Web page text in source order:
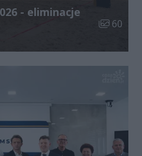
- eliminacje
Liczba
60